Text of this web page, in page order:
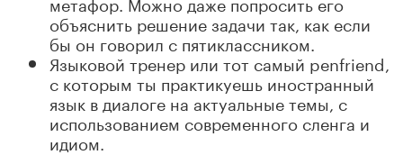
объяснить решение задачи так, как если
бы он говорил с пятиклассником.
Языковой тренер или тот самый penfriend,
с которым ты практикуешь иностранный
язык в диалоге на актуальные темы, с
использованием современного сленга и
идиом.